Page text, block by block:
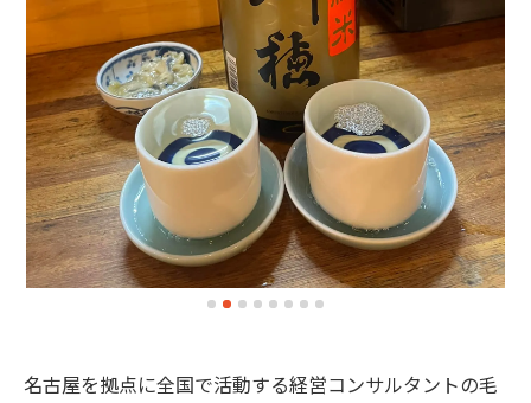
名古屋を拠点に全国で活動する経営コンサルタントの毛